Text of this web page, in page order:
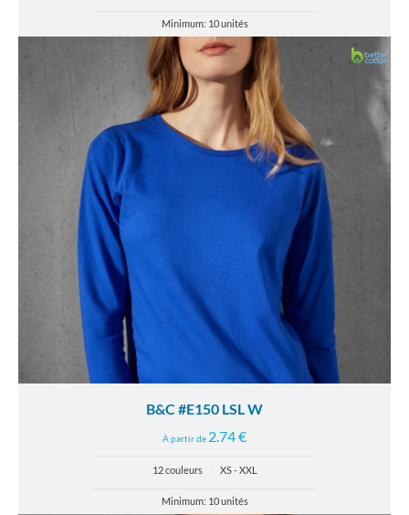
Minimum: 10 unités
B&C #E150 LSL W
À partir de 2.74 €
12 couleurs XS - XXL
Minimum: 10 unités